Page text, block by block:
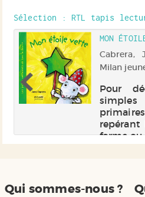
Sélection : RTL tapis
MON
Cabrera,
Milan
Pour
forme ou
Qui sommes-nous ?